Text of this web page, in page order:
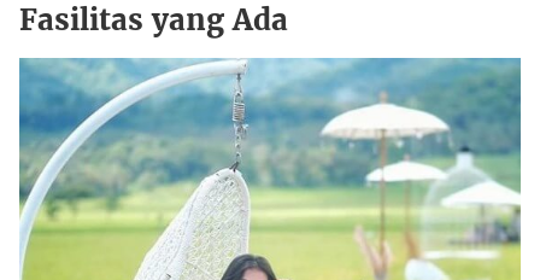
Fasilitas yang Ada